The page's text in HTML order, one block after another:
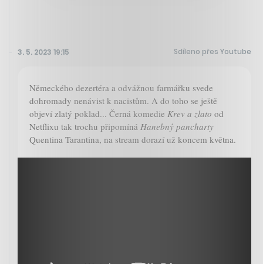
3. 5. 2023 19:15 Sdíleno přes Youtube
Německého dezertéra a odvážnou farmářku svede
dohromady nenávist k nacistům. A do toho se ještě
objeví zlatý poklad... Černá komedie Krev a zlato od
Netflixu tak trochu připomíná Hanebný pancharty
Quentina Tarantina, na stream dorazí už koncem května.